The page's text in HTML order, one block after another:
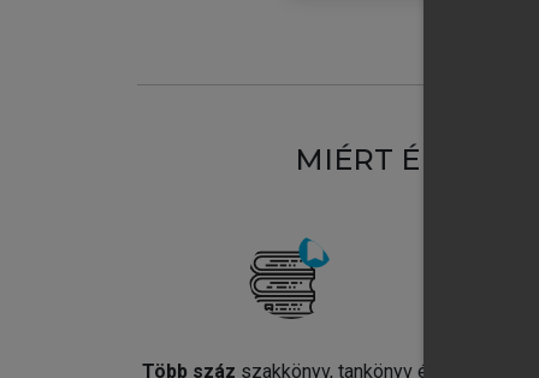
MIÉRT
Több száz szakkönyv, tankönyv és